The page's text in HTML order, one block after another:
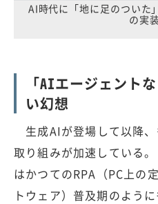
AI時代に「地に足のついた
の実
「AIエージェント
い幻想
生成AIが登場して以降
取り組みが加速している
はかつてのRPA（PC上の
トウェア）普及期のように